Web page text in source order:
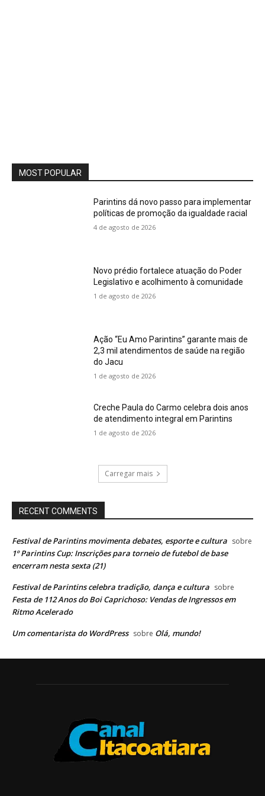
MOST POPULAR
Parintins dá novo passo para implementar
políticas de promoção da igualdade racial
4 de agosto de 2026
Novo prédio fortalece atuação do Poder
Legislativo e acolhimento à comunidade
1 de agosto de 2026
Ação “Eu Amo Parintins” garante mais de
2,3 mil atendimentos de saúde na região
do Jacu
1 de agosto de 2026
Creche Paula do Carmo celebra dois anos
de atendimento integral em Parintins
1 de agosto de 2026
Carregar mais
RECENT COMMENTS
Festival de Parintins movimenta debates, esporte e cultura sobre
1º Parintins Cup: Inscrições para torneio de futebol de base
encerram nesta sexta (21)
Festival de Parintins celebra tradição, dança e cultura sobre
Festa de 112 Anos do Boi Caprichoso: Vendas de Ingressos em
Ritmo Acelerado
Um comentarista do WordPress sobre Olá, mundo!